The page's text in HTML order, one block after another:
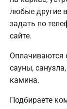
любые другие
задать по
сайте.
Оплачиваются
сауны,
камина.
Подбираете